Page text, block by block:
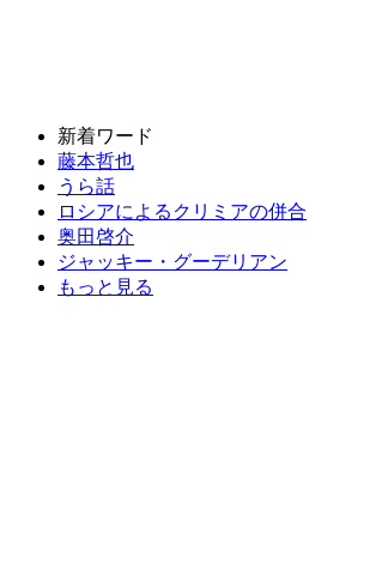
新着ワード
藤本哲也
うら話
ロシアによるクリミアの併合
奥田啓介
ジャッキー・グーデリアン
もっと見る